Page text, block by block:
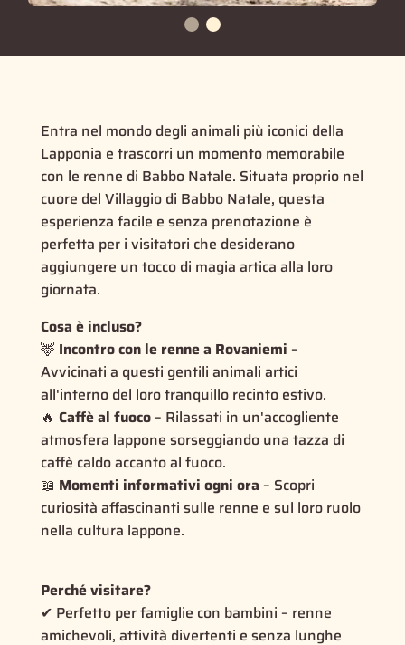
Entra nel mondo degli animali più iconici della
Lapponia e trascorri un momento memorabile
con le renne di Babbo Natale. Situata proprio nel
cuore del Villaggio di Babbo Natale, questa
esperienza facile e senza prenotazione è
perfetta per i visitatori che desiderano
aggiungere un tocco di magia artica alla loro
giornata.
Cosa è incluso?
🦌 Incontro con le renne a Rovaniemi –
Avvicinati a questi gentili animali artici
all'interno del loro tranquillo recinto estivo.
🔥 Caffè al fuoco– Rilassati in un'accogliente
atmosfera lappone sorseggiando una tazza di
caffè caldo accanto al fuoco.
📖 Momenti informativi ogni ora – Scopri
curiosità affascinanti sulle renne e sul loro ruolo
nella cultura lappone.
Perché visitare?
✔ Perfetto per famiglie con bambini – renne
amichevoli, attività divertenti e senza lunghe